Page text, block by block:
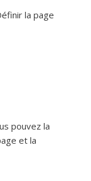
la page
pouvez la
et la